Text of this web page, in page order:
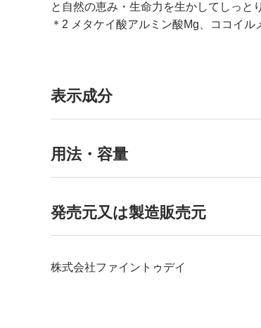
と自然の恵み・生命力を生かしてしっ
＊2 メタケイ酸アルミン酸Mg、ココイ
表示成分
用法・容量
発売元又は製造販売元
株式会社ファイントゥデイ